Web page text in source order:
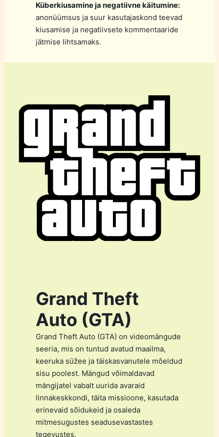
Küberkiusamine ja negatiivne käitumine:
anonüümsus ja suur kasutajaskond teevad
kiusamise ja negatiivsete kommentaaride
jätmise lihtsamaks.
Grand Theft
Auto (GTA)
Grand Theft Auto (GTA) on videomängude
seeria, mis on tuntud avatud maailma,
keeruka süžee ja täiskasvanutele mõeldud
sisu poolest. Mängud võimaldavad
mängijatel vabalt uurida avaraid
linnakeskkondi, täita missioone, kasutada
erinevaid sõidukeid ja osaleda
mitmesugustes seadusevastastes
tegevustes.